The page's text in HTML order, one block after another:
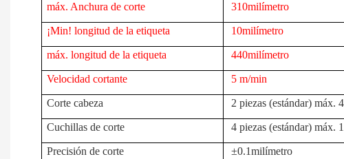
máx. Anchura de corte 310milímetro
¡Min! longitud de la etiqueta 10milímetro
máx. longitud de la etiqueta 440milímetro
Velocidad cortante 5 m/min
Corte cabeza 2 piezas (estándar) máx.
Cuchillas de corte 4 piezas (estándar) máx.
Precisión de corte ±0.1milímetro